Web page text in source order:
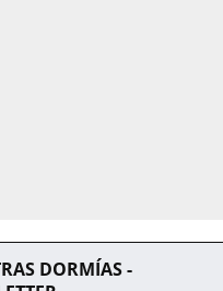
DORMÍAS -